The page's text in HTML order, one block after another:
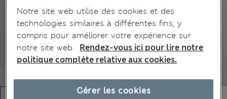
Notre site web utilise des cookies et des
technologies similaires à différentes fins, y
compris pour améliorer votre expérience sur
notre site web.
Rendez-vous ici pour lire notre
politique complète relative aux cookies.
Gérer les cookies